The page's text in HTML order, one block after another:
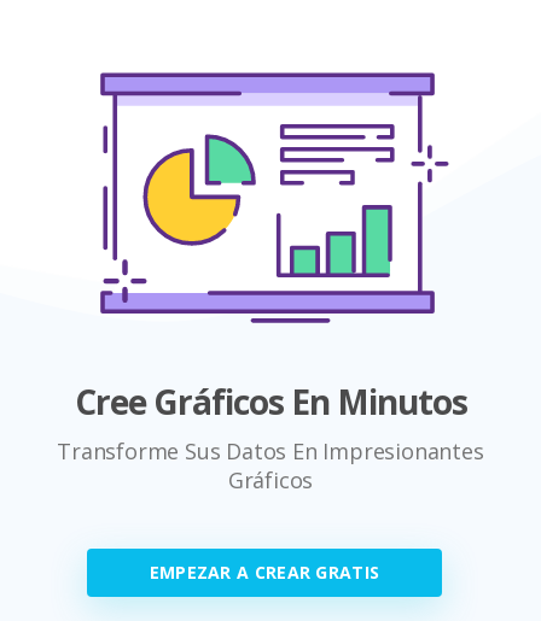
Cree Gráficos En Minutos
Transforme Sus Datos En Impresionantes
Gráficos
EMPEZAR A CREAR GRATIS